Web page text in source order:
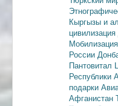
Кыргызы и
цивилизация
Мобилизация
России
Пантовитал
Республики
подарки
Афганистан